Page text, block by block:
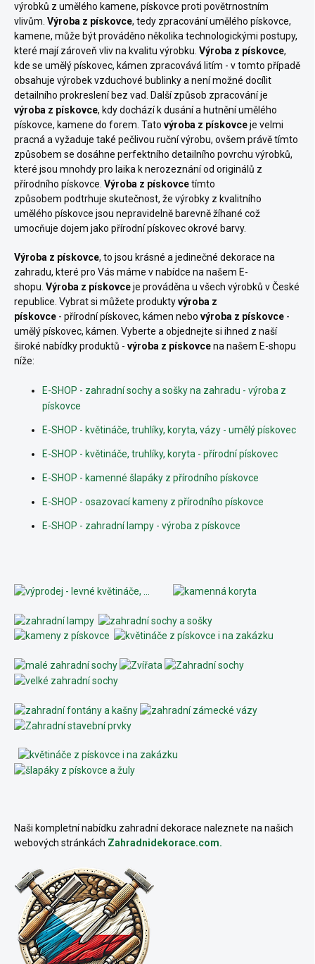
výrobků z umělého kamene, pískovce proti povětrnostním
vlivům. Výroba z pískovce, tedy zpracování umělého pískovce,
kamene, může být prováděno několika technologickými postupy,
které mají zároveň vliv na kvalitu výrobku. Výroba z pískovce,
kde se umělýpískovec, kámen zpracovává litím - v tomto případě
obsahuje výrobek vzduchové bublinky a není možné docílit
detailního prokreslení bez vad. Další způsob zpracování je
výroba z pískovce, kdy dochází k dusání a hutnění umělého
pískovce, kamene do forem. Tato výroba z pískovceje velmi
pracná a vyžaduje také pečlivou ruční výrobu, ovšem právě tímto
způsobem se dosáhne perfektního detailního povrchu výrobků,
které jsou mnohdy pro laika k nerozeznání od originálů z
přírodního pískovce. Výroba z pískovcetímto
způsobem podtrhuje skutečnost, že výrobky z kvalitního
umělého pískovce jsou nepravidelně barevně žíhané což
umocňuje dojem jako přírodní pískovecokrové barvy.
Výroba z pískovce, to jsou krásné a jedinečné dekorace na
zahradu, které pro Vás máme v nabídce na našem E-
shopu. Výroba z pískovceje prováděna u všech výrobků v České
republice. Vybrat si můžete produktyvýroba z
pískovce - přírodní pískovec, kámen nebo výroba z pískovce -
umělý pískovec, kámen. Vyberte a objednejte si ihned z naší
široké nabídky produktů - výroba z pískovcena našem E-shopu
níže:
E-SHOP - zahradní sochy a sošky na zahradu - výroba z
pískovce
E-SHOP - květináče, truhlíky, koryta, vázy - umělý pískovec
E-SHOP - květináče, truhlíky, koryta - přírodní pískovec
E-SHOP - kamenné šlapáky z přírodního pískovce
E-SHOP - osazovací kameny z přírodního pískovce
E-SHOP - zahradní lampy - výroba z pískovce
Naši kompletní nabídku zahradní dekorace naleznete na našich
webových stránkách Zahradnidekorace.com.